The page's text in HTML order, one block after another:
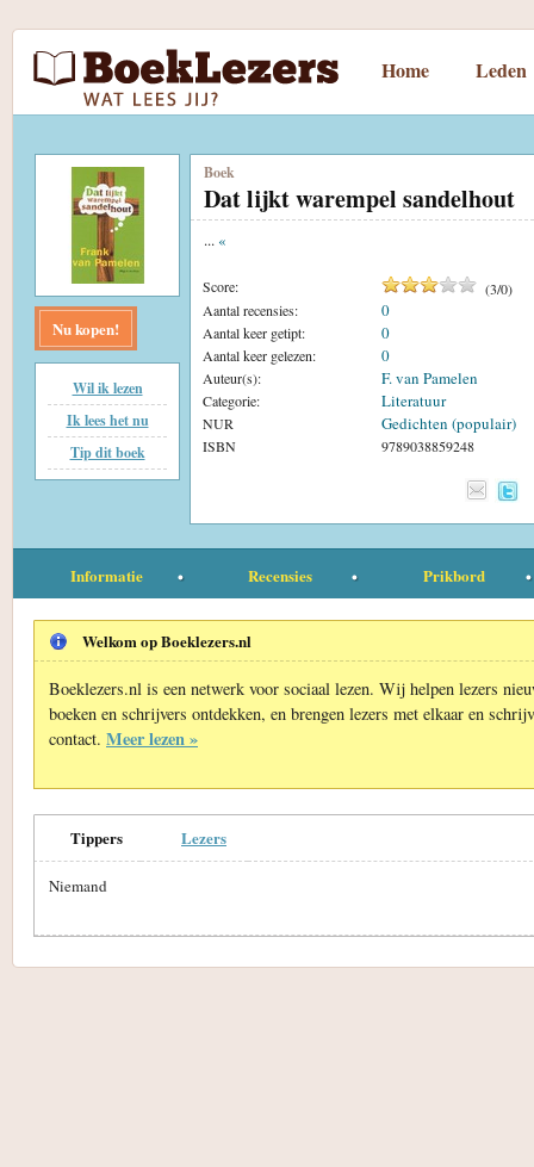
Home Leden
Nu kopen!
Wil ik lezen
Ik lees het nu
Tip dit boek
Boek
Dat lijkt warempel sandelhout
... «
Score: (3/0)
Aantal recensies:
0
Aantal keer getipt: 0
Aantal keer gelezen: 0
Auteur(s): F. van Pamelen
Categorie: Literatuur
NUR Gedichten (populair)
ISBN 9789038859248
Informatie Recensies Prikbord
Welkom op Boeklezers.nl
Boeklezers.nl is een netwerk voor sociaal lezen. Wij helpen lezers
boeken en schrijvers ontdekken, en brengen lezers met elkaar en
contact. Meer lezen »
Tippers Lezers
Niemand